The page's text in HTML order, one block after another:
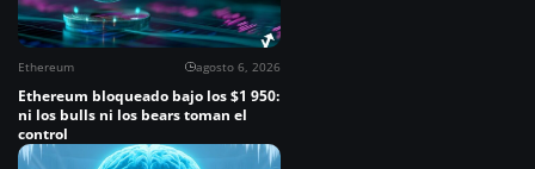
Ethereum agosto 6, 2026
Ethereum bloqueado bajo los $1 950:
ni los bulls ni los bears toman el
control